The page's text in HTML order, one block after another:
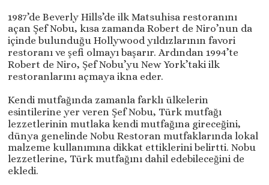
1987’de Beverly Hills’de ilk Matsuhisa restoranını
açan Şef Nobu, kısa zamanda Robert de Niro’nun da
içinde bulunduğu Hollywood yıldızlarının favori
restoranı ve şefi olmayı başarır. Ardından 1994’te
Robert de Niro, Şef Nobu’yu New York’taki ilk
restoranlarını açmaya ikna eder.
Kendi mutfağında zamanla farklı ülkelerin
esintilerine yer veren Şef Nobu, Türk mutfağı
lezzetlerinin mutlaka kendi mutfağına gireceğini,
dünya genelinde Nobu Restoran mutfaklarında lokal
malzeme kullanımına dikkat ettiklerini belirtti. Nobu
lezzetlerine, Türk mutfağını dahil edebileceğini de
ekledi.